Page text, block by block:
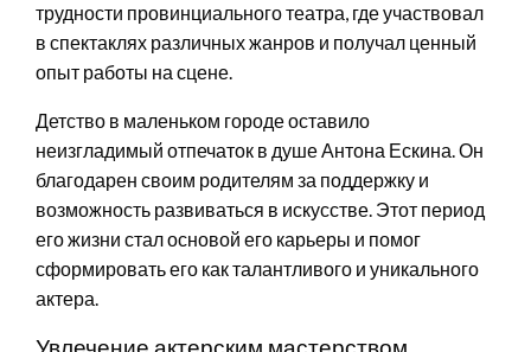
трудности провинциального театра, где участвовал
в спектаклях различных жанров и получал ценный
опыт работы на сцене.
Детство в маленьком городе оставило
неизгладимый отпечаток в душе Антона Ескина. Он
благодарен своим родителям за поддержку и
возможность развиваться в искусстве. Этот период
его жизни стал основой его карьеры и помог
сформировать его как талантливого и уникального
актера.